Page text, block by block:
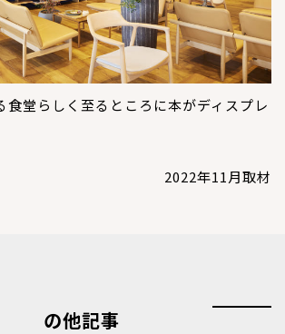
食堂らしく至るところに本がディスプレ
2022年11月取材
の他記事